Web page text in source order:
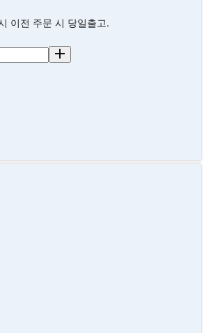
이전 주문 시 당일출고.